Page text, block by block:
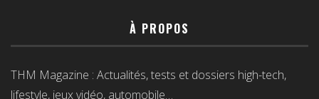
À PROPOS
THM Magazine : Actualités, tests et dossiers high-tech,
lifestyle, jeux vidéo, automobile…